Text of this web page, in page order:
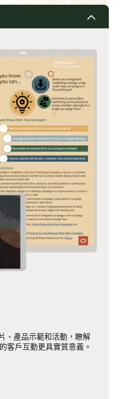
、產品示範和活動，瞭解
客戶互動更具實質意義。